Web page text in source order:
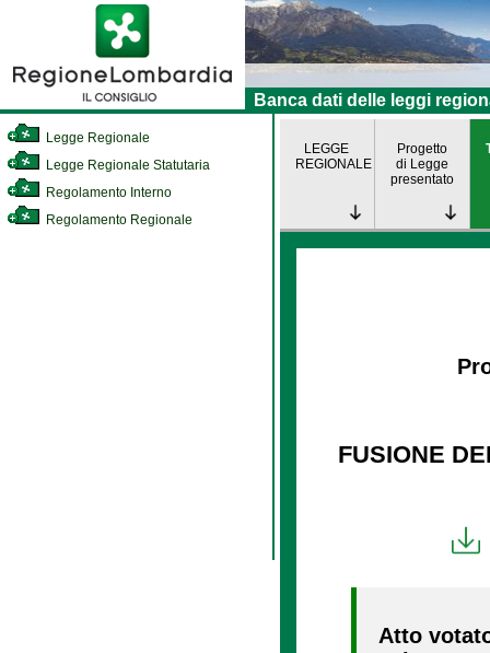
Banca dati delle leggi
Legge Regionale
Legge Regionale Statutaria
Regolamento Interno
Regolamento Regionale
LEGGE
REGIONALE
Progetto
di Legge
presentato
FUSIONE
Atto